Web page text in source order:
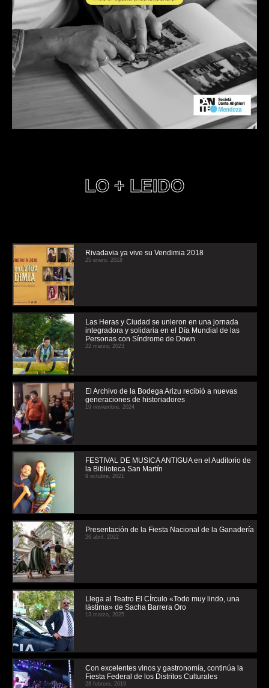
LO + LEIDO
Rivadavia ya vive su Vendimia 2018
25 enero, 2018
Las Heras y Ciudad se unieron en una jornada
integradora y solidaria en el Día Mundial de las
Personas con Síndrome de Down
22 marzo, 2023
El Archivo de la Bodega Arizu recibió a nuevas
generaciones de historiadores
19 noviembre, 2024
FESTIVAL DE MUSICA ANTIGUA en el Auditorio de
la Biblioteca San Martín
9 octubre, 2021
Presentación de la Fiesta Nacional de la Ganadería
26 abril, 2022
Llega al Teatro El CÍrculo «Todo muy lindo, una
lástima» de Sacha Barrera Oro
13 marzo, 2025
Con excelentes vinos y gastronomía, continúa la
Fiesta Federal de los Distritos Culturales
28 febrero, 2019